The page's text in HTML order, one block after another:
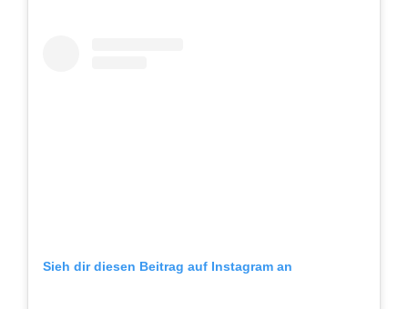
Sieh dir diesen Beitrag auf Instagram an